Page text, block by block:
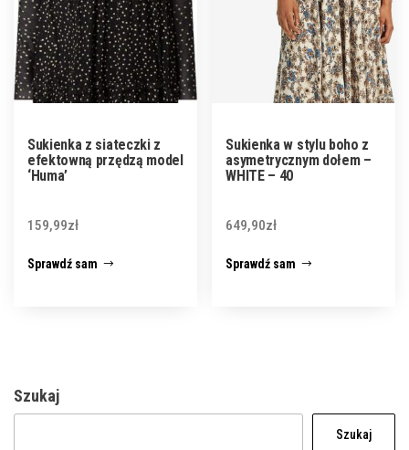
Sukienka z siateczki z
efektowną przędzą model
‘Huma’
159,99zł
Sprawdź sam
Sukienka w stylu boho z
asymetrycznym dołem –
WHITE – 40
649,90zł
Sprawdź sam
Szukaj
Szukaj